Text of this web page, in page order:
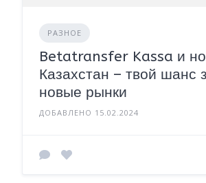
РАЗНОЕ
Betatransfer Kassa и
Казахстан – твой шанс
новые рынки
ДОБАВЛЕНО 15.02.2024